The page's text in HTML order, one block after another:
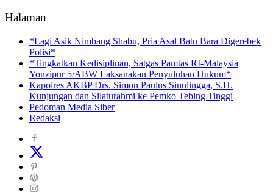
Halaman
*Lagi Asik Nimbang Shabu, Pria Asal Batu Bara Digerebek
Polisi*
*Tingkatkan Kedisiplinan, Satgas Pamtas RI-Malaysia
Yonzipur 5/ABW Laksanakan Penyuluhan Hukum*
Kapolres AKBP Drs. Simon Paulus Sinulingga, S.H.
Kunjungan dan Silaturahmi ke Pemko Tebing Tinggi
Pedoman Media Siber
Redaksi